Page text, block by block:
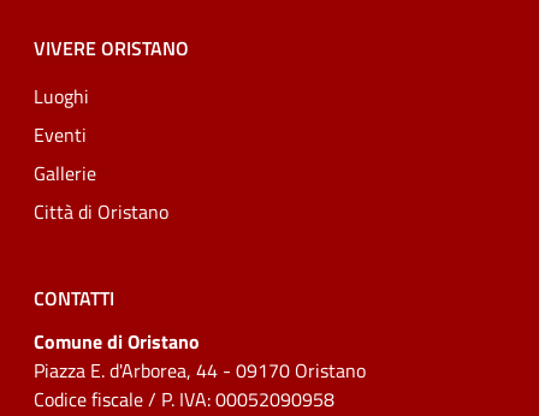
VIVERE ORISTANO
Luoghi
Eventi
Gallerie
Città di Oristano
CONTATTI
Comune di Oristano
Piazza E. d'Arborea, 44 - 09170 Oristano
Codice fiscale / P. IVA: 00052090958